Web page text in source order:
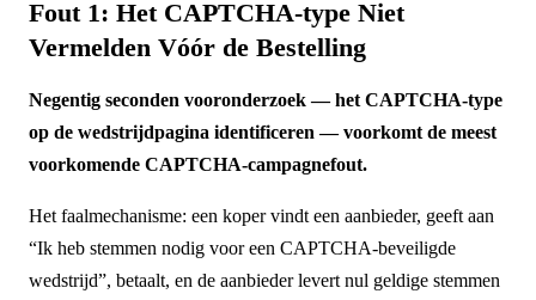
Fout 1: Het CAPTCHA-type Niet
Vermelden Vóór de Bestelling
Negentig seconden vooronderzoek — het CAPTCHA-type
op de wedstrijdpagina identificeren — voorkomt de meest
voorkomende CAPTCHA-campagnefout.
Het faalmechanisme: een koper vindt een aanbieder, geeft aan
“Ik heb stemmen nodig voor een CAPTCHA-beveiligde
wedstrijd”, betaalt, en de aanbieder levert nul geldige stemmen